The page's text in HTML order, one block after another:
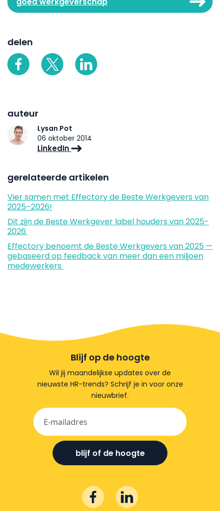
delen
auteur
Lysan Pot
06 oktober 2014
LinkedIn
gerelateerde artikelen
Vier samen met Effectory de Beste Werkgevers van
2025–2026!
Dit zijn de Beste Werkgever label houders van 2025-
2026
Effectory benoemt de Beste Werkgevers van 2025 —
gebaseerd op feedback van meer dan een miljoen
medewerkers
Blijf op de hoogte
Wil jij maandelijkse updates over de
nieuwste HR-trends? Schrijf je in voor onze
nieuwbrief.
blijf of de hoogte